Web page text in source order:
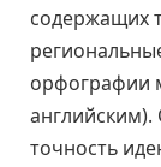
содержащих
орфографии
английским).
точность